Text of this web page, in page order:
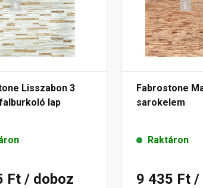
Lisszabon 3
lap
Ft / doboz
Fabrostone
sarokelem
Raktáron
9 435 Ft /